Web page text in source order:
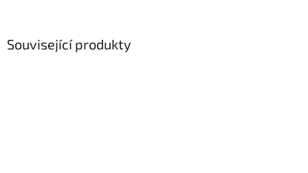
Související produkty